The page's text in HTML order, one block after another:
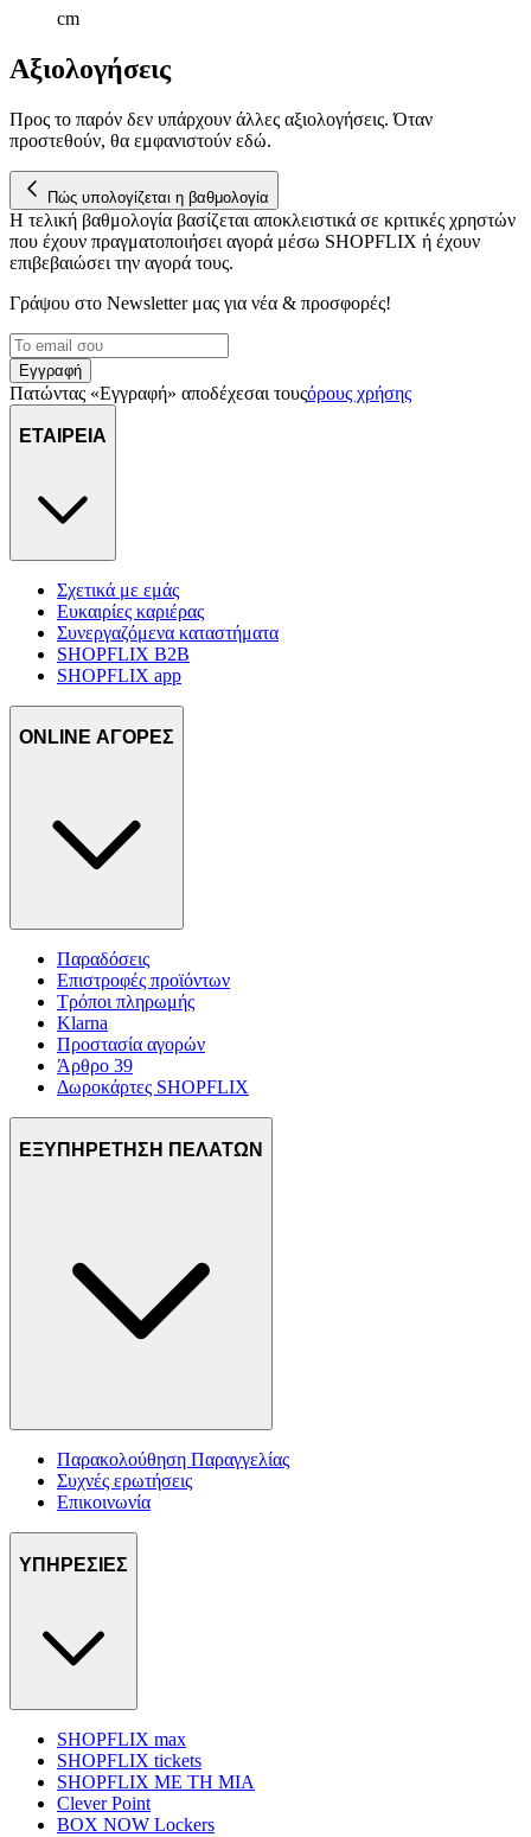
cm
Αξιολογήσεις
Προς το παρόν δεν υπάρχουν άλλες αξιολογήσεις. Όταν
προστεθούν, θα εμφανιστούν εδώ.
Πώς υπολογίζεται η βαθμολογία
Η τελική βαθμολογία βασίζεται αποκλειστικά σε κριτικές χρηστών
που έχουν πραγματοποιήσει αγορά μέσω SHOPFLIX ή έχουν
επιβεβαιώσει την αγορά τους.
Γράψου στο Νewsletter μας για νέα & προσφορές!
Εγγραφή
Πατώντας «Εγγραφή» αποδέχεσαι τουςόρους χρήσης
ΕΤΑΙΡΕΙΑ
Σχετικά με εμάς
Ευκαιρίες καριέρας
Συνεργαζόμενα καταστήματα
SHOPFLIX B2B
SHOPFLIX app
ONLINE ΑΓΟΡΕΣ
Παραδόσεις
Επιστροφές προϊόντων
Τρόποι πληρωμής
Klarna
Προστασία αγορών
Άρθρο 39
Δωροκάρτες SHOPFLIX
ΕΞΥΠΗΡΕΤΗΣΗ ΠΕΛΑΤΩΝ
Παρακολούθηση Παραγγελίας
Συχνές ερωτήσεις
Επικοινωνία
ΥΠΗΡΕΣΙΕΣ
SHOPFLIX max
SHOPFLIX tickets
SHOPFLIX ΜΕ ΤΗ ΜΙΑ
Clever Point
BOX NOW Lockers